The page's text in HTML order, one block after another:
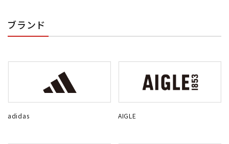
ブランド
adidas AIGLE